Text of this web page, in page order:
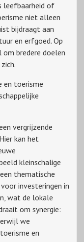
leefbaarheid of
niet alleen
bijdraagt aan
en erfgoed. Op
bredere doelen
en toerisme
vergrijzende
kan het
kleinschalige
thematische
investeringen in
wat de lokale
om synergie:
we
en